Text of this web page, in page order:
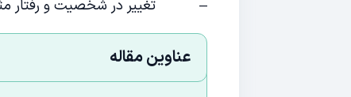
– تغییر در شخصیت و رفتار مثل
عناوین مقاله